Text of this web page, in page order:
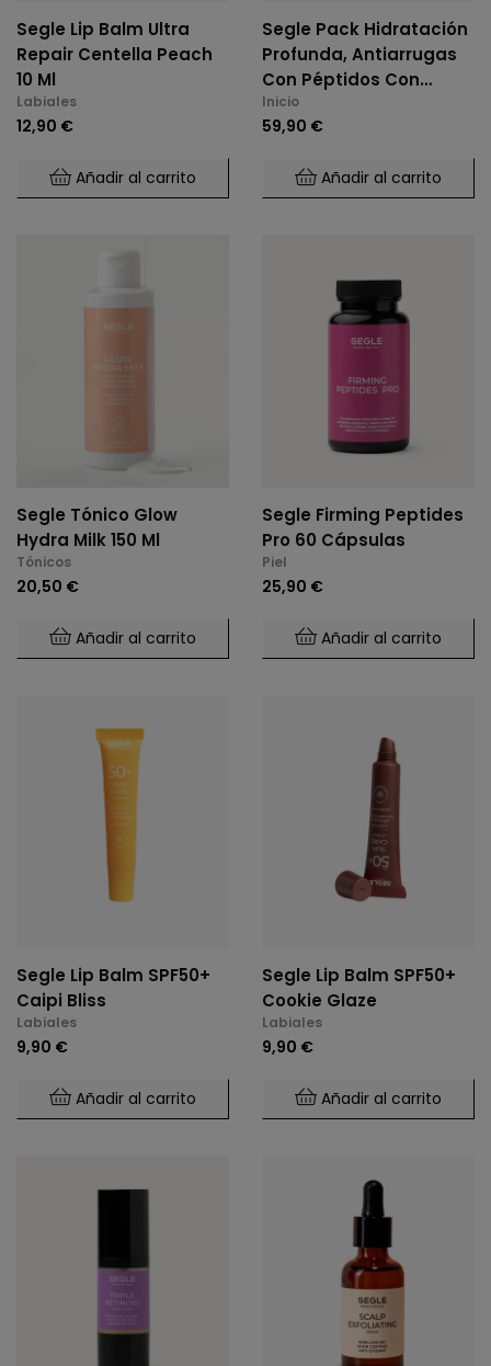
Segle Lip Balm Ultra
Repair Centella Peach
10 Ml
Labiales
12,90 €
Añadir al carrito
Segle Pack Hidratación
Profunda, Antiarrugas
Con Péptidos Con
Efecto Btx-Like
Inicio
59,90 €
Añadir al carrito
Segle Tónico Glow
Hydra Milk 150 Ml
Tónicos
20,50 €
Añadir al carrito
Segle Firming Peptides
Pro 60 Cápsulas
Piel
25,90 €
Añadir al carrito
Segle Lip Balm SPF50+
Caipi Bliss
Labiales
9,90 €
Añadir al carrito
Segle Lip Balm SPF50+
Cookie Glaze
Labiales
9,90 €
Añadir al carrito